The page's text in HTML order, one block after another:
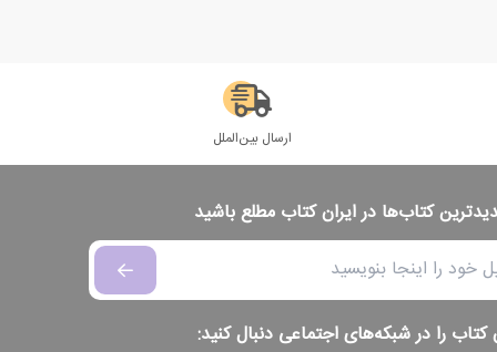
ارسال بین‌الملل
کتاب‌ها در ایران کتاب مطلع باشید
کتاب را در شبکه‌های اجتماعی دنبال کنید: